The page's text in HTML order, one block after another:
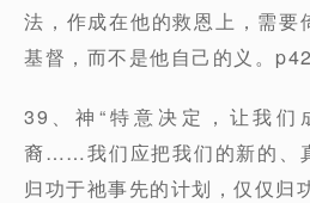
法，作成在他的救恩上，需
基督，而不是他自己的义。
39、神“特意决定，让我们
裔……我们应把我们的新的、
归功于祂事先的计划，仅仅归